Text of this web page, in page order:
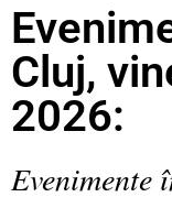
Cluj,
2026: